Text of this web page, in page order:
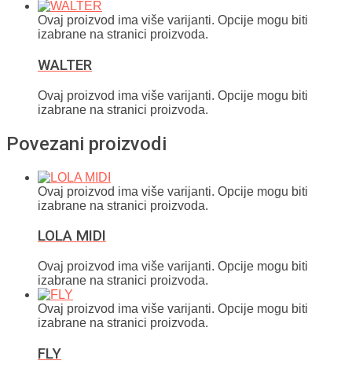
Ovaj proizvod ima više varijanti. Opcije mogu biti
izabrane na stranici proizvoda.
WALTER
Ovaj proizvod ima više varijanti. Opcije mogu biti
izabrane na stranici proizvoda.
Povezani proizvodi
Ovaj proizvod ima više varijanti. Opcije mogu biti
izabrane na stranici proizvoda.
LOLA MIDI
Ovaj proizvod ima više varijanti. Opcije mogu biti
izabrane na stranici proizvoda.
Ovaj proizvod ima više varijanti. Opcije mogu biti
izabrane na stranici proizvoda.
FLY